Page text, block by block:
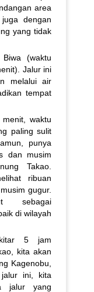
area
dengan
yang tidak
(waktu
Jalur ini
melalui air
tempat
waktu
paling sulit
punya
dan musim
Takao.
ribuan
gugur.
sebagai
di wilayah
5 jam
kita akan
Kagenobu,
ini, kita
jalur yang